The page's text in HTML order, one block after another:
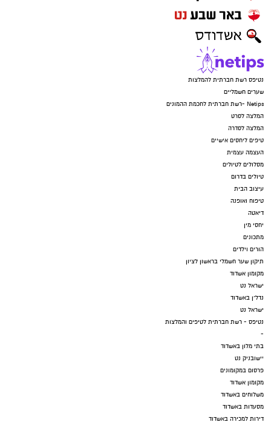
נטיפס רשת חברתית להמלצות
שערים חשמליים
Netips -רשת חברתית לחכמת ההמונים
המלצה לסרט
המלצה לסדרה
טיפים ליחסים אישיים
העצמה עצמית
מסלולים לטיולים
טיולים בדרום
עיצוב הבית
טיפוח ואופנה
דיאטה
יחסי מין
מתכונים
הורים וילדים
תיקון שער חשמלי בראשון לציון
מקומון אשדוד
ישראל נט
נדל"ן באשדוד
ישראל נט
נטיפס - רשת חברתית לטיפים והמלצות
-
בתי מלון באשדוד
יישובניק נט
פרסום במקומונים
מקומון אשדוד
משלוחים באשדוד
מסעדות באשדוד
דירות למכירה באשדוד